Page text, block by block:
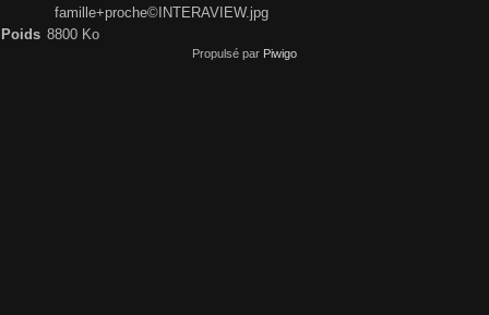
famille+proche©INTERAVIEW.jpg
Poids 8800 Ko
Propulsé par Piwigo